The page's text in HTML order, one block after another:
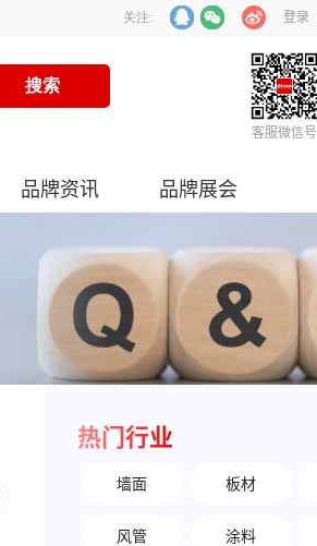
登录
关注:
客服微信号
品牌资讯 品牌展会
热门行业
墙面 板材
风管 涂料